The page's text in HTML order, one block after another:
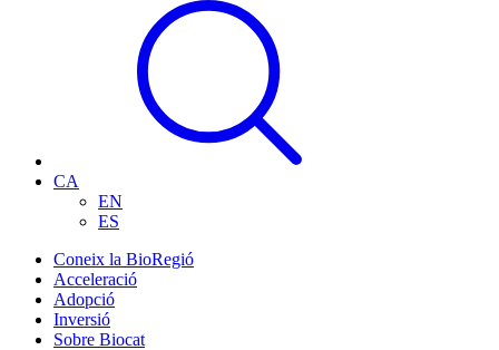
CA
EN
ES
Coneix la BioRegió
Acceleració
Adopció
Inversió
Sobre Biocat